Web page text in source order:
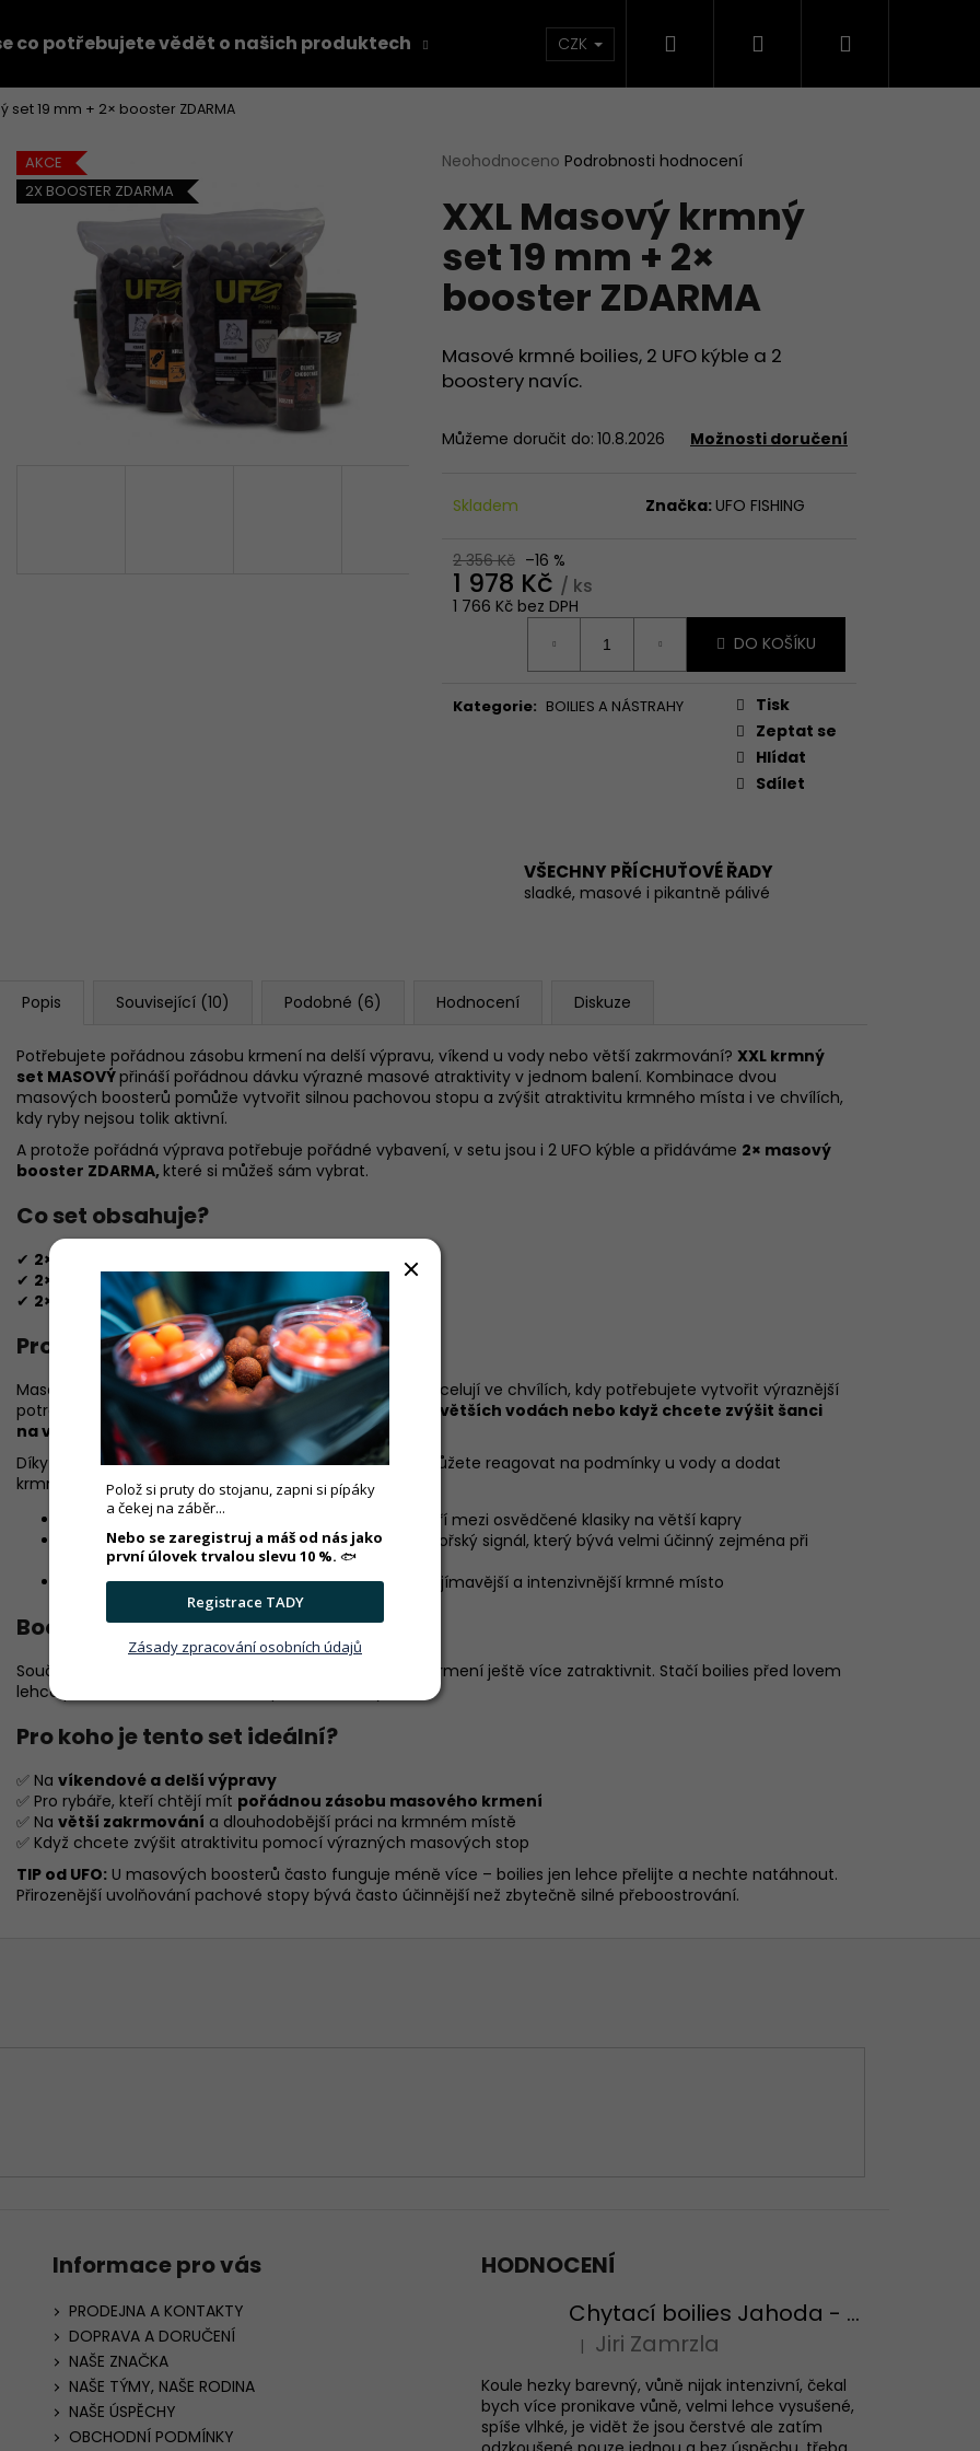
co potřebujete vědět o našich produktech CZK Přihlášení
set 19 mm + 2× booster ZDARMA
Průměrné
produktu
je
z
5
hvězdiček.
Neohodnoceno Podrobnosti hodnocení
XXL Masový krmný
set 19 mm + 2×
booster ZDARMA
Masové krmné boilies, 2 UFO kýble a 2
boostery navíc.
Můžeme doručit do: 10.8.2026 Možnosti doručení
Skladem Značka:UFO FISHING
2 356 Kč –16 %
1 978 Kč / ks
1 766 Kč bez DPH
DO KOŠÍKU
Kategorie: BOILIES A NÁSTRAHY
Tisk
Zeptat se
Hlídat
Sdílet
AKCE
2X BOOSTER ZDARMA
VŠECHNY PŘÍCHUŤOVÉ ŘADY
sladké, masové i pikantně pálivé
Popis Související (10) Podobné (6) Hodnocení Diskuze
Potřebujete pořádnou zásobu krmení na delší výpravu, víkend u vody nebo větší zakrmování? XXL krmný
set MASOVÝpřináší pořádnou dávku výrazné masové atraktivity v jednom balení. Kombinace dvou
masových boosterů pomůže vytvořit silnou pachovou stopu a zvýšit atraktivitu krmného místa i ve chvílích,
kdy ryby nejsou tolik aktivní.
A protože pořádná výprava potřebuje pořádné vybavení, v setu jsou i 2 UFO kýble a přidáváme 2× masový
booster ZDARMA,které si můžeš sám vybrat.
Co set obsahuje?
✔ 2× 5 kg krmných boilies MASOVÉ 19 mm
✔ 2× UFO kýbl
✔ 2× masový booster 0,5 l dle vlastního výběru
Proč funguje masová varianta?
Masové příchutě patří mezi stálice kaprařiny a často excelují ve chvílích, kdy potřebujete vytvořit výraznější
potravní signál. Výborně fungují při
delším krmení, na větších vodách nebo když chcete zvýšit šanci
na větší ryby
Díky kombinaci dvou rozdílných masových boosterů můžete reagovat na podmínky u vody a dodat
krmnému místu ještě větší atraktivitu:
Booster Krillvytváří silnou masovou stopu a patří mezi osvědčené klasiky na větší kapry
Booster Oliheň/Chobotnicedodává výrazný mořský signál, který bývá velmi účinný zejména při
delším krmení
Kombinací obou příchutí můžete vytvořit ještě zajímavější a intenzivnější krmné místo
Boostery pro maximální atraktivitu
Součástí setu jsou také dva boostery, které pomohou krmení ještě více zatraktivnit. Stačí boilies před lovem
lehce přelít, nechat natáhnout a poslat do vody.
Pro koho je tento set ideální?
✅ Na víkendové a delší výpravy
✅ Pro rybáře, kteří chtějí mít pořádnou zásobu masového krmení
✅ Na větší zakrmování a dlouhodobější práci na krmném místě
✅ Když chcete zvýšit atraktivitu pomocí výrazných masových stop
TIP od UFO: U masových boosterů často funguje méně více – boilies jen lehce přelijte a nechte natáhnout.
Přirozenější uvolňování pachové stopy bývá často účinnější než zbytečně silné přeboostrování.
Co potřebujete najít?
Doporučujeme
Informace pro vás
PRODEJNA A KONTAKTY
DOPRAVA A DORUČENÍ
NAŠE ZNAČKA
NAŠE TÝMY, NAŠE RODINA
NAŠE ÚSPĚCHY
OBCHODNÍ PODMÍNKY
HODNOCENÍ
Chytací boilies Jahoda - testovací balení
Hodnocení produktu je 4 z 5 hvězdiček.
| Jiri Zamrzla
Koule hezky barevný, vůně nijak intenzivní, čekal
bych více pronikave vůně, velmi lehce vysušené,
spíše vlhké, je vidět že jsou čerstvé ale zatím
Polož si pruty do stojanu, zapni si pípáky
a čekej na záběr...
Nebo se zaregistruj a máš od nás jako
první úlovek trvalou slevu 10 %. 🐟
Registrace TADY
Zásady zpracování osobních údajů